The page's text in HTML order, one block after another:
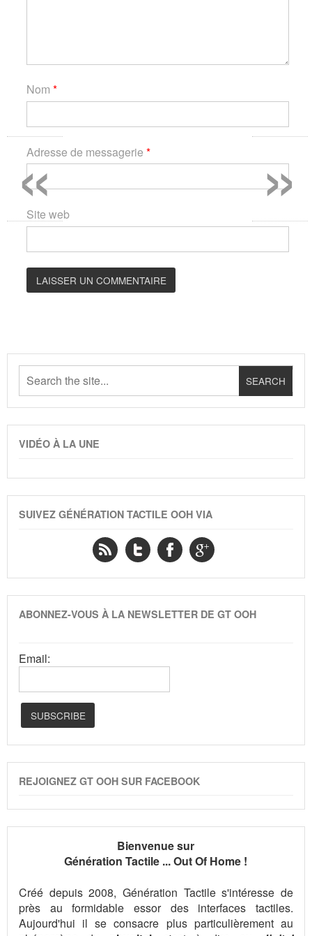
Nom *
Adresse de messagerie *
Site web
VIDÉO À LA UNE
SUIVEZ GÉNÉRATION TACTILE OOH VIA
ABONNEZ-VOUS À LA NEWSLETTER DE GT OOH
Email:
REJOIGNEZ GT OOH SUR FACEBOOK
Bienvenue sur
Génération Tactile ... Out Of Home !
Créé depuis 2008, Génération Tactile s'intéresse de
près au formidable essor des interfaces tactiles.
Aujourd'hui il se consacre plus particulièrement au
»
«